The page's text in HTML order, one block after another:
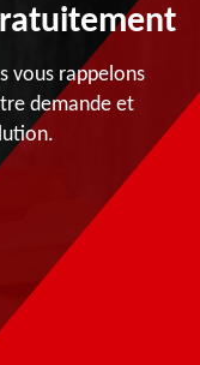
vous rappelons
demande et